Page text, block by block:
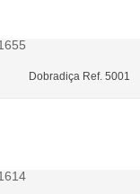
Dobradiça Ref. 5001